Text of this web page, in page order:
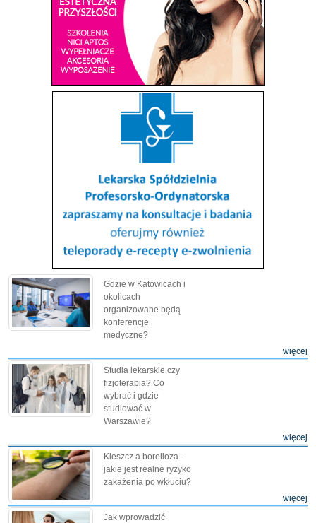
Gdzie w Katowicach i
okolicach
organizowane będą
konferencje
medyczne?
więcej
Studia lekarskie czy
fizjoterapia? Co
wybrać i gdzie
studiować w
Warszawie?
więcej
Kleszcz a borelioza -
jakie jest realne ryzyko
zakażenia po wkłuciu?
więcej
Jak wprowadzić